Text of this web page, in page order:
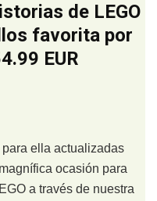
de LEGO
favorita por
EUR
ella actualizadas
ocasión para
a través de nuestra